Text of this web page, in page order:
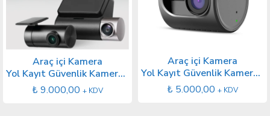
Araç içi Kamera
Yol Kayıt Güvenlik Kamerası (Ön ve Arka)
₺ 9.000,00 + KDV
Araç içi Kamera
Yol Kayıt Güvenlik Kamerası Mini (Ön)
₺ 5.000,00 + KDV